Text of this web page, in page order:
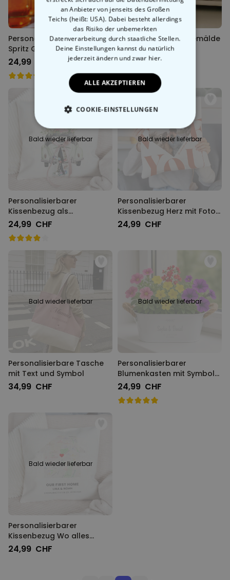
Personalisierbares Aperol
Spritz Glas
24,99 CHF
Personalisierbare Gemälde
Decke
44,99 CHF
Bald wieder lieferbar
Personalisierbarer
Kissenbezug als
Geldgeschenk zur Hochzeit
24,99 CHF
Bald wieder lieferbar
Personalisierbarer
Kissenbezug Herz mit Foto
und Text
24,99 CHF
Bald wieder lieferbar
Personalisierbare Tasche
mit Text und Symbol
34,99 CHF
Bald wieder lieferbar
Personalisierbarer
Blumenkasten mit Symbol
und Text
24,99 CHF
Bald wieder lieferbar
Personalisierbarer
Kissenbezug Wo alles
Begann
24,99 CHF
an Anbieter von jenseits des Großen
Teichs (heißt: USA). Dabei besteht allerdings
das Risiko der unbemerkten
Datenverarbeitung durch staatliche Stellen.
Deine Einstellungen kannst du natürlich
jederzeit ändern und zwar hier.
ALLE AKZEPTIEREN
COOKIE-EINSTELLUNGEN
ESSENTIELL
PERFORMANCE
MARKETING SONSTIGE